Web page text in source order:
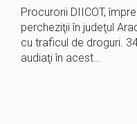
Procurorii DIICOT,
percheziţii în judeţul
cu traficul de droguri.
audiaţi în acest…